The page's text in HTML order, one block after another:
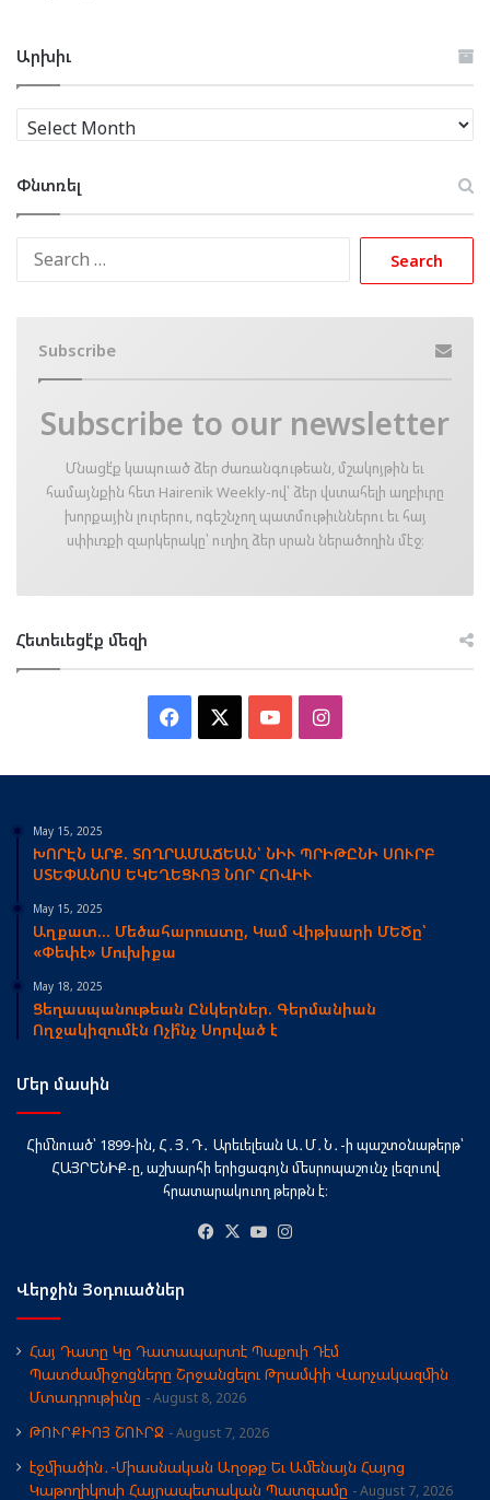
Արխիւ
Արխիւ
Փնտռել
Subscribe
Subscribe to our newsletter
Մնացէ՛ք կապուած ձեր ժառանգութեան, մշակոյթին եւ
համայնքին հետ Hairenik Weekly-ով՝ ձեր վստահելի աղբիւրը
խորքային լուրերու, ոգեշնչող պատմութիւններու եւ հայ
սփիւռքի զարկերակը՝ ուղիղ ձեր սրան ներածողին մէջ։
Հետեւեցէ՛ք մեզի
Facebook YouTubeInstagram
May 15, 2025
ԽՈՐԷՆ ԱՐՔ. ՏՈՂՐԱՄԱՃԵԱՆ՝ ՆԻՒ ՊՐԻԹԸՆԻ ՍՈՒՐԲ
ՍՏԵՓԱՆՈՍ ԵԿԵՂԵՑՒՈՅ ՆՈՐ ՀՈՎԻՒ
May 15, 2025
Աղքատ… Մեծահարուստը, Կամ Վիթխարի ՄԵԾը՝
«Փեփէ» Մուխիքա
May 18, 2025
Ցեղասպանութեան Ընկերներ. Գերմանիան
Ողջակիզումէն Ոչի՞նչ Սորված է
Մեր մասին
Հիմնուած՝ 1899-ին, Հ․Յ․Դ․ Արեւելեան Ա․Մ․Ն․-ի պաշտօնաթերթ՝
ՀԱՅՐԵՆԻՔ-ը, աշխարհի երիցագոյն մեսրոպաշունչ լեզուով
հրատարակուող թերթն է։
Facebook
X YouTube
Վերջին Յօդուածներ
Հայ Դատը Կը Դատապարտէ Պաքուի Դէմ
Պատժամիջոցները Շրջանցելու Թրամփի Վարչակազմին
Մտադրութիւնը
August 8, 2026
ԹՈՒՐՔԻՈՅ ՇՈՒՐՋ August 7, 2026
էջմիածին․-Միասնական Աղօթք Եւ Ամենայն Հայոց
Կաթողիկոսի Հայրապետական Պատգամը
August 7, 2026